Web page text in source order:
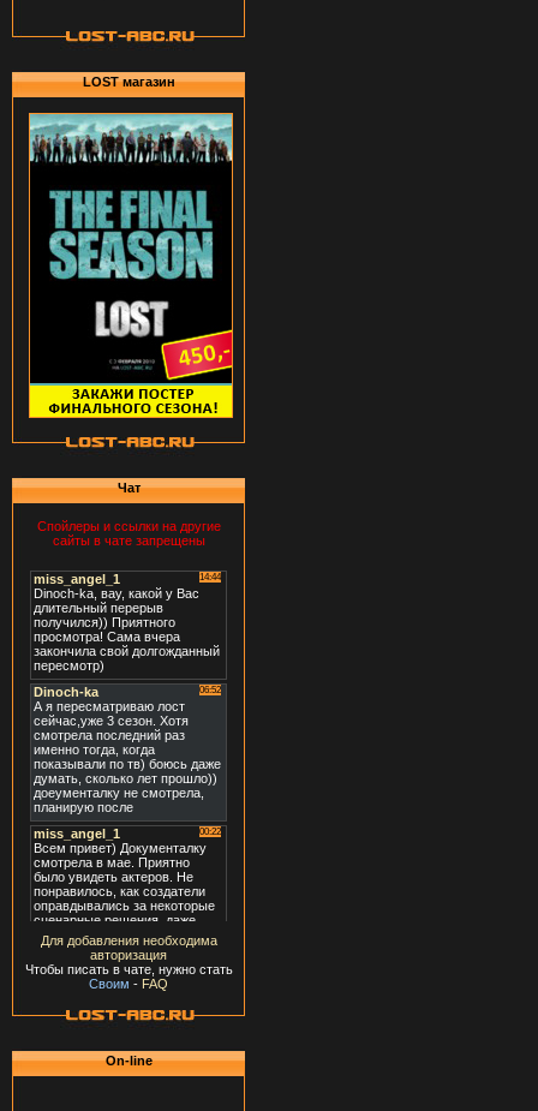
LOST магазин
Чат
Спойлеры и ссылки на другие
сайты в чате запрещены
Для добавления необходима
авторизация
Чтобы писать в чате, нужно стать
Своим - FAQ
On-line